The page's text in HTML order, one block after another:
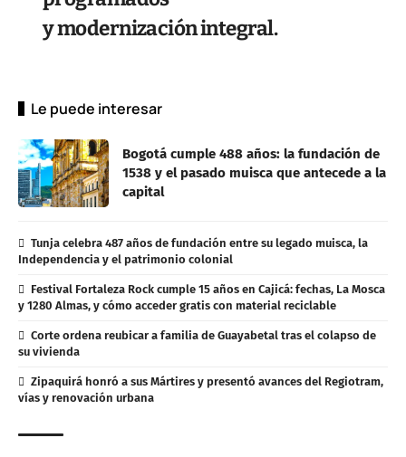
y modernización integral.
Le puede interesar
Bogotá cumple 488 años: la fundación de
1538 y el pasado muisca que antecede a la
capital
Tunja celebra 487 años de fundación entre su legado muisca, la
Independencia y el patrimonio colonial
Festival Fortaleza Rock cumple 15 años en Cajicá: fechas, La Mosca
y 1280 Almas, y cómo acceder gratis con material reciclable
Corte ordena reubicar a familia de Guayabetal tras el colapso de
su vivienda
Zipaquirá honró a sus Mártires y presentó avances del Regiotram,
vías y renovación urbana